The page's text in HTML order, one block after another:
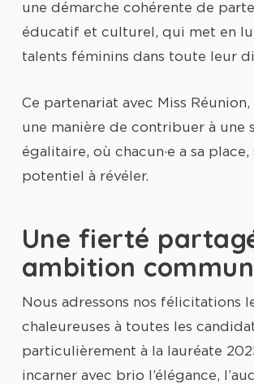
une démarche cohérente de
éducatif et culturel, qui met en
talents féminins dans toute leur
Ce partenariat avec Miss Réunion,
une manière de contribuer à une
égalitaire, où chacun·e a sa place,
potentiel à révéler.
Une fierté
ambition
Nous adressons nos félicitations
chaleureuses à toutes les
particulièrement à la lauréate
incarner avec brio l’élégance,